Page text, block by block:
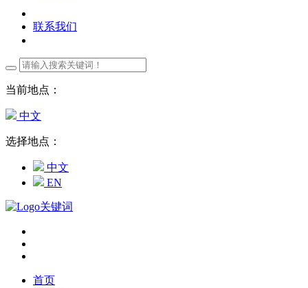
联系我们
当前地点：
中文
选择地点：
中文
EN
首页